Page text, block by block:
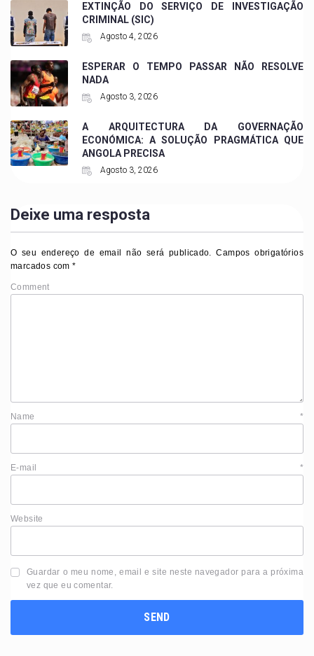
EXTINÇÃO DO SERVIÇO DE INVESTIGAÇÃO
CRIMINAL (SIC)
Agosto 4, 2026
ESPERAR O TEMPO PASSAR NÃO RESOLVE
NADA
Agosto 3, 2026
A ARQUITECTURA DA GOVERNAÇÃO
ECONÓMICA: A SOLUÇÃO PRAGMÁTICA QUE
ANGOLA PRECISA
Agosto 3, 2026
Deixe uma resposta
O seu endereço de email não será publicado.
Campos obrigatórios
marcados com*
Comment
Name *
E-mail *
Website
Guardar o meu nome, email e site neste navegador para a próxima
vez que eu comentar.